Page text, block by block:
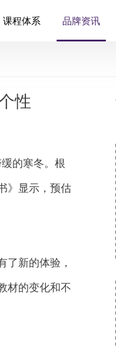
课程体系 品牌资讯
性
的寒冬。根
》显示，预估
新的体验，
材的变化和不